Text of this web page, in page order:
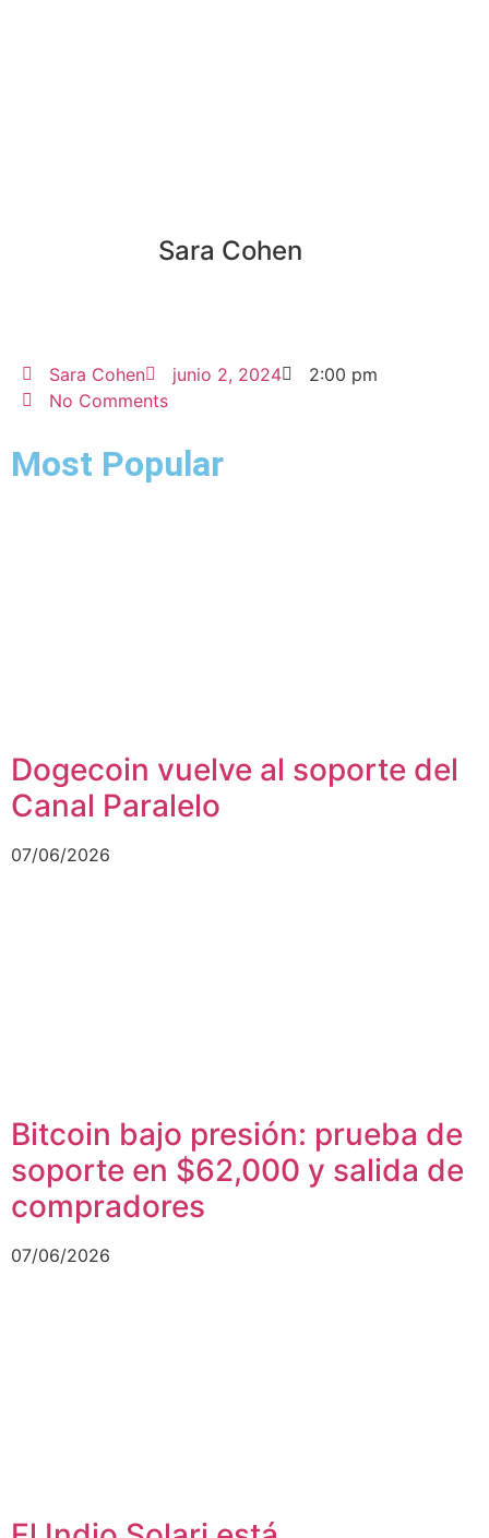
Sara Cohen
Sara Cohen junio 2, 2024
2:00 pm
No Comments
Most Popular
Dogecoin vuelve al soporte del
Canal Paralelo
07/06/2026
Bitcoin bajo presión: prueba de
soporte en $62,000 y salida de
compradores
07/06/2026